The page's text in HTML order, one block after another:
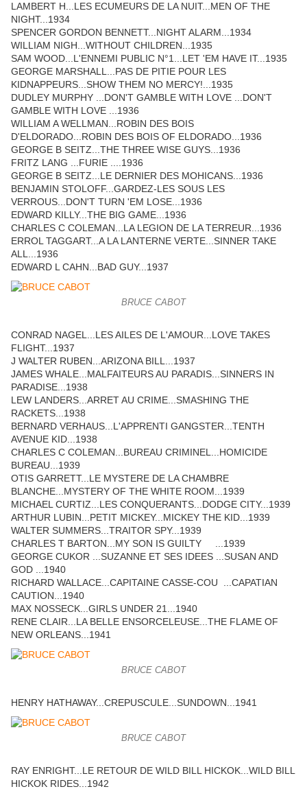
LAMBERT H...LES ECUMEURS DE LA NUIT...MEN OF THE
NIGHT...1934
SPENCER GORDON BENNETT...NIGHT ALARM...1934
WILLIAM NIGH...WITHOUT CHILDREN...1935
SAM WOOD...L'ENNEMI PUBLIC N°1...LET 'EM HAVE IT...1935
GEORGE MARSHALL...PAS DE PITIE POUR LES
KIDNAPPEURS...SHOW THEM NO MERCY!...1935
DUDLEY MURPHY ...DON'T GAMBLE WITH LOVE ...DON'T
GAMBLE WITH LOVE ...1936
WILLIAM A WELLMAN...ROBIN DES BOIS
D'ELDORADO...ROBIN DES BOIS OF ELDORADO...1936
GEORGE B SEITZ...THE THREE WISE GUYS...1936
FRITZ LANG ...FURIE ....1936
GEORGE B SEITZ...LE DERNIER DES MOHICANS...1936
BENJAMIN STOLOFF...GARDEZ-LES SOUS LES
VERROUS...DON'T TURN 'EM LOSE...1936
EDWARD KILLY...THE BIG GAME...1936
CHARLES C COLEMAN...LA LEGION DE LA TERREUR...1936
ERROL TAGGART...A LA LANTERNE VERTE...SINNER TAKE
ALL...1936
EDWARD L CAHN...BAD GUY...1937
BRUCE CABOT
CONRAD NAGEL...LES AILES DE L'AMOUR...LOVE TAKES
FLIGHT...1937
J WALTER RUBEN...ARIZONA BILL...1937
JAMES WHALE...MALFAITEURS AU PARADIS...SINNERS IN
PARADISE...1938
LEW LANDERS...ARRET AU CRIME...SMASHING THE
RACKETS...1938
BERNARD VERHAUS...L'APPRENTI GANGSTER...TENTH
AVENUE KID...1938
CHARLES C COLEMAN...BUREAU CRIMINEL...HOMICIDE
BUREAU...1939
OTIS GARRETT...LE MYSTERE DE LA CHAMBRE
BLANCHE...MYSTERY OF THE WHITE ROOM...1939
MICHAEL CURTIZ...LES CONQUERANTS...DODGE CITY...1939
ARTHUR LUBIN...PETIT MICKEY...MICKEY THE KID...1939
WALTER SUMMERS...TRAITOR SPY...1939
CHARLES T BARTON...MY SON IS GUILTY ...1939
GEORGE CUKOR ...SUZANNE ET SES IDEES ...SUSAN AND
GOD ...1940
RICHARD WALLACE...CAPITAINE CASSE-COU ...CAPATIAN
CAUTION...1940
MAX NOSSECK...GIRLS UNDER 21...1940
RENE CLAIR...LA BELLE ENSORCELEUSE...THE FLAME OF
NEW ORLEANS...1941
BRUCE CABOT
HENRY HATHAWAY...CREPUSCULE...SUNDOWN...1941
BRUCE CABOT
RAY ENRIGHT...LE RETOUR DE WILD BILL HICKOK...WILD BILL
HICKOK RIDES...1942